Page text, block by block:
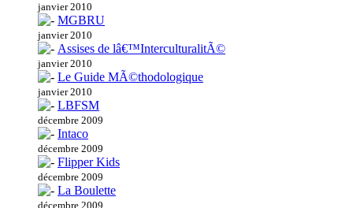
janvier 2010
MGBRU
janvier 2010
Assises de lâ€™InterculturalitÃ©
janvier 2010
Le Guide MÃ©thodologique
janvier 2010
LBFSM
décembre 2009
Intaco
décembre 2009
Flipper Kids
décembre 2009
La Boulette
décembre 2009